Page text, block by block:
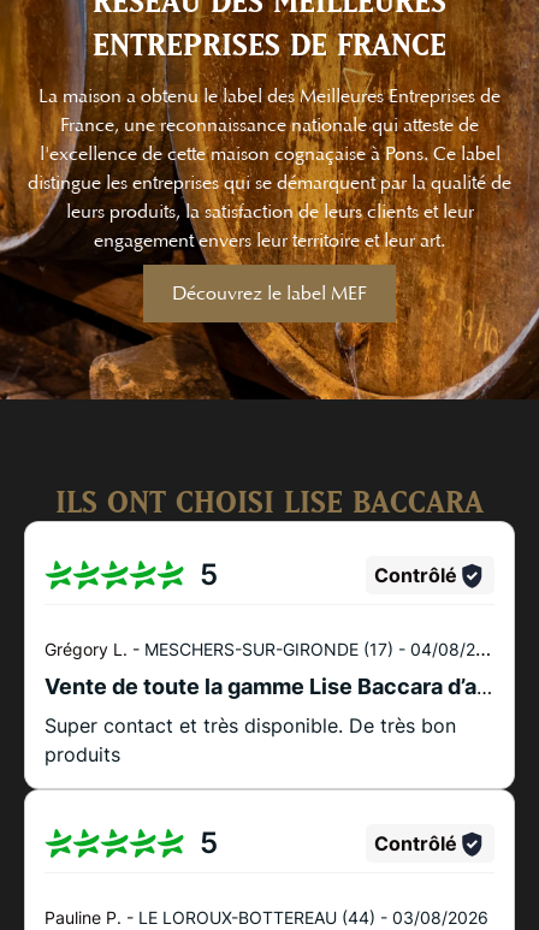
ENTREPRISES DE FRANCE
La maison a obtenu lelabel des Meilleures Entreprises de
France, une reconnaissance nationale qui atteste de
l'excellence de cettemaison cognaçaise à Pons. Ce label
distingue les entreprises qui se démarquent par la qualité de
leurs produits, la satisfaction de leurs clients et leur
engagement envers leur territoire et leur art.
Découvrez le label MEF
ILS ONT CHOISI LISE BACCARA
5 Contrôlé
Grégory L. - MESCHERS-SUR-GIRONDE (17) - 04/08/2026
Vente de toute la gamme Lise Baccara d’arrangés au Cognac .
Super contact et très disponible. De très bon
produits
5 Contrôlé
Pauline P. - LE LOROUX-BOTTEREAU (44) - 03/08/2026